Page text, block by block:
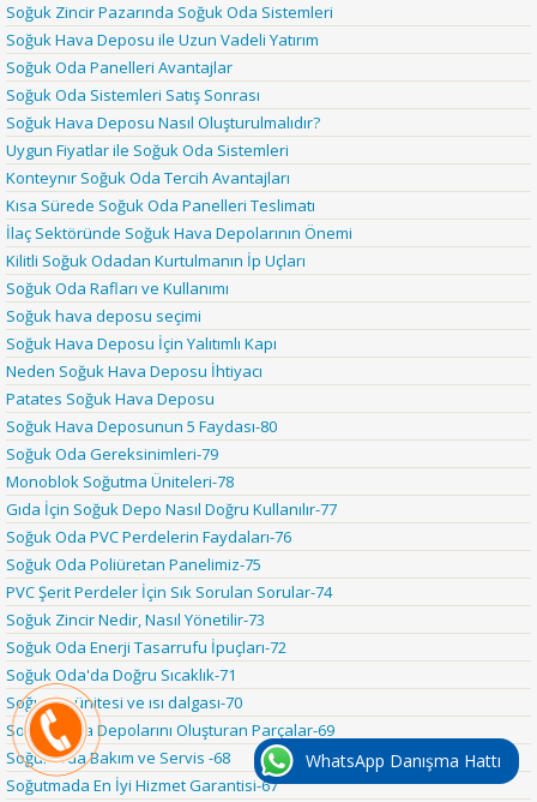
Soğuk Zincir Pazarında Soğuk Oda Sistemleri
Soğuk Hava Deposu ile Uzun Vadeli Yatırım
Soğuk Oda Panelleri Avantajlar
Soğuk Oda Sistemleri Satış Sonrası
Soğuk Hava Deposu Nasıl Oluşturulmalıdır?
Uygun Fiyatlar ile Soğuk Oda Sistemleri
Konteynır Soğuk Oda Tercih Avantajları
Kısa Sürede Soğuk Oda Panelleri Teslimatı
İlaç Sektöründe Soğuk Hava Depolarının Önemi
Kilitli Soğuk Odadan Kurtulmanın İp Uçları
Soğuk Oda Rafları ve Kullanımı
Soğuk hava deposu seçimi
Soğuk Hava Deposu İçin Yalıtımlı Kapı
Neden Soğuk Hava Deposu İhtiyacı
Patates Soğuk Hava Deposu
Soğuk Hava Deposunun 5 Faydası-80
Soğuk Oda Gereksinimleri-79
Monoblok Soğutma Üniteleri-78
Gıda İçin Soğuk Depo Nasıl Doğru Kullanılır-77
Soğuk Oda PVC Perdelerin Faydaları-76
Soğuk Oda Poliüretan Panelimiz-75
PVC Şerit Perdeler İçin Sık Sorulan Sorular-74
Soğuk Zincir Nedir, Nasıl Yönetilir-73
Soğuk Oda Enerji Tasarrufu İpuçları-72
Soğuk Oda'da Doğru Sıcaklık-71
Soğutma ünitesi ve ısı dalgası-70
Soğuk Hava Depolarını Oluşturan Parçalar-69
Soğuk Oda Bakım ve Servis -68
Soğutmada En İyi Hizmet Garantisi-67
WhatsApp Danışma Hattı